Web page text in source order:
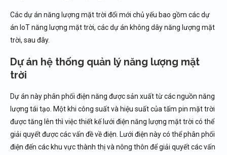
Các dự án năng lượng mặt trời đổi mới chủ yếu bao gồm các dự
án IoT năng lượng mặt trời, các dự án không dây năng lượng mặt
trời, sau đây.
Dự án hệ thống quản lý năng lượng mặt
trời
Dự án này phân phối điện năng được sản xuất từ ​​các nguồn năng
lượng tái tạo. Một khi công suất và hiệu suất của tấm pin mặt trời
được tăng lên thì việc thiết kế lưới điện năng lượng mặt trời có thể
giải quyết được các vấn đề về điện. Lưới điện này có thể phân phối
điện đến các khu vực thành thị và nông thôn để giải quyết các vấn